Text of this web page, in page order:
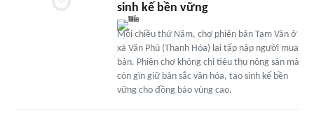
sinh kế bền vững
Mỗi chiều thứ Năm, chợ phiên bản Tam Văn ở
xã Văn Phú (Thanh Hóa) lại tấp nập người mua
bán. Phiên chợ không chỉ tiêu thụ nông sản mà
còn gìn giữ bản sắc văn hóa, tạo sinh kế bền
vững cho đồng bào vùng cao.